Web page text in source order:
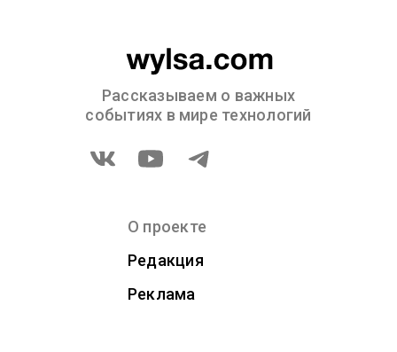
Рассказываем о важных
событиях в мире технологий
О проекте
Редакция
Реклама